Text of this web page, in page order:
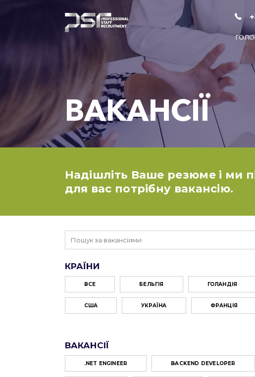
ВАКАНСІЇ
Надішліть Ваше резюме і ми
для вас потрібну вакансію.
КРАЇНИ
ВСЕ БЕЛЬГІЯ ГОЛАНДІЯ
США УКРАЇНА ФРАНЦІЯ
ВАКАНСІЇ
.NET ENGINEER BACKEND DEVELOPER